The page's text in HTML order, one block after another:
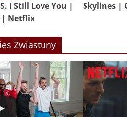
I Still Love You |
| Netflix
Skylines |
Zwiastuny